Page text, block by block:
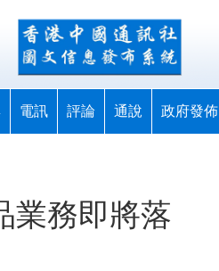
電訊 評論 通說 政府發佈
業務即將落